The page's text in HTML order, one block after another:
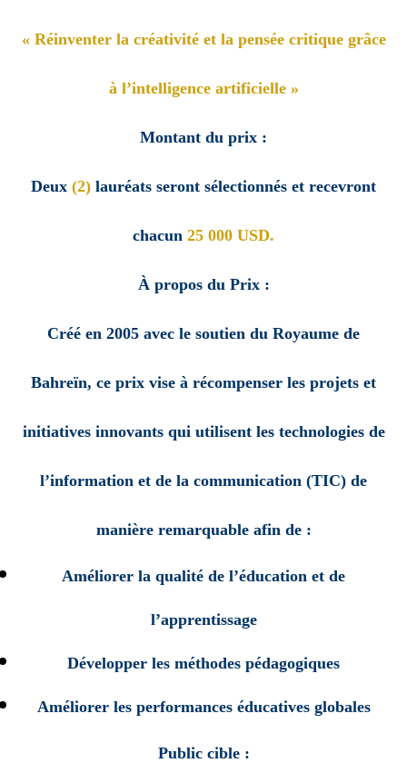
« Réinventer la créativité et la pensée critique grâce
à l’intelligence artificielle »
Montant du prix :
Deux (2) lauréats seront sélectionnés et recevront
chacun 25 000 USD.
À propos du Prix :
Créé en 2005 avec le soutien du Royaume de
Bahreïn, ce prix vise à récompenser les projets et
initiatives innovants qui utilisent les technologies de
l’information et de la communication (TIC) de
manière remarquable afin de :
Améliorer la qualité de l’éducation et de
l’apprentissage
Développer les méthodes pédagogiques
Améliorer les performances éducatives globales
Public cible :